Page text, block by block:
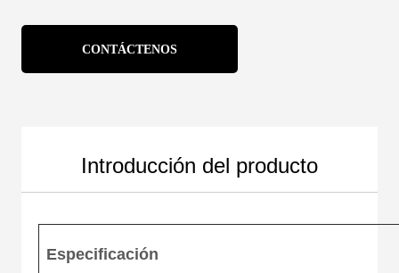
CONTÁCTENOS
Introducción del producto